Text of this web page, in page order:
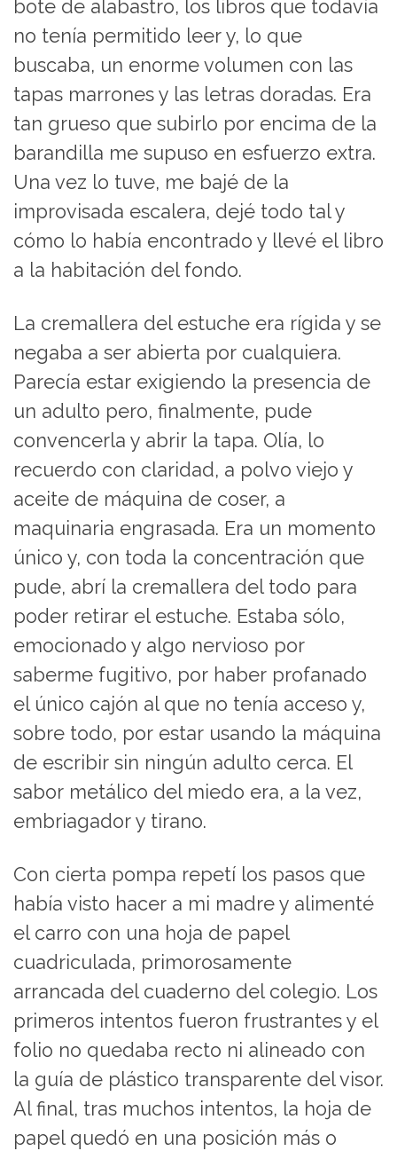
bote de alabastro, los libros que todavía
no tenía permitido leer y, lo que
buscaba, un enorme volumen con las
tapas marrones y las letras doradas. Era
tan grueso que subirlo por encima de la
barandilla me supuso en esfuerzo extra.
Una vez lo tuve, me bajé de la
improvisada escalera, dejé todo tal y
cómo lo había encontrado y llevé el libro
a la habitación del fondo.
La cremallera del estuche era rígida y se
negaba a ser abierta por cualquiera.
Parecía estar exigiendo la presencia de
un adulto pero, finalmente, pude
convencerla y abrir la tapa. Olía, lo
recuerdo con claridad, a polvo viejo y
aceite de máquina de coser, a
maquinaria engrasada. Era un momento
único y, con toda la concentración que
pude, abrí la cremallera del todo para
poder retirar el estuche. Estaba sólo,
emocionado y algo nervioso por
saberme fugitivo, por haber profanado
el único cajón al que no tenía acceso y,
sobre todo, por estar usando la máquina
de escribir sin ningún adulto cerca. El
sabor metálico del miedo era, a la vez,
embriagador y tirano.
Con cierta pompa repetí los pasos que
había visto hacer a mi madre y alimenté
el carro con una hoja de papel
cuadriculada, primorosamente
arrancada del cuaderno del colegio. Los
primeros intentos fueron frustrantes y el
folio no quedaba recto ni alineado con
la guía de plástico transparente del visor.
Al final, tras muchos intentos, la hoja de
papel quedó en una posición más o